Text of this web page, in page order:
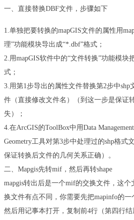
一、直接替换DBF文件，步骤如下
1. 单独把要转换的mapGIS文件的属性用
理”功能模块导出成“*.dbf”格式；
2. 用mapGIS软件中的“文件转换”功能模块
式；
3. 用第1 步导出的属性文件替换第2步中shp
件（直接修改文件名）（到这一步是保证
失）；
4. 在ArcGIS的ToolBox中用Data
Geometry工具对第3步中处理过的shp格式
保证转换后文件的几何关系正确）。
二、 Mapgis先转mif ，然后再转shape
mapgis转出后是一个mif的交换文件，这个
换文件有点不同，你需要先把mapinfo的一
然后用记事本打开，复制前4行（第四行